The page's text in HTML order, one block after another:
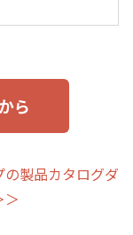
ら
製品カタログダ
＞